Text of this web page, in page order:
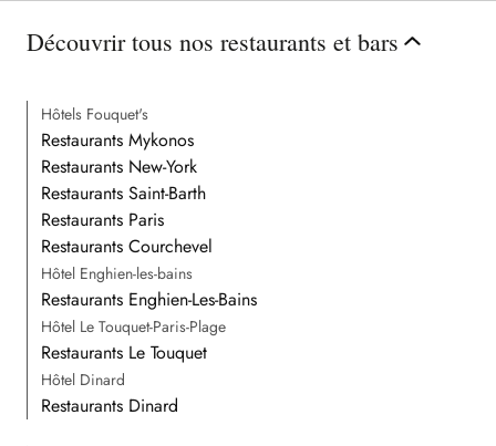
Découvrir tous nos restaurants et bars
Hôtels Fouquet's
Restaurants Mykonos
Restaurants New-York
Restaurants Saint-Barth
Restaurants Paris
Restaurants Courchevel
Hôtel Enghien-les-bains
Restaurants Enghien-Les-Bains
Hôtel Le Touquet-Paris-Plage
Restaurants Le Touquet
Hôtel Dinard
Restaurants Dinard